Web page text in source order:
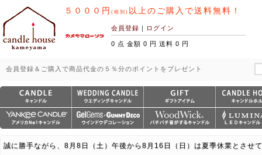
５０００円 (税別) 以上のご購入で送料無料！
会員登録 ｜ ログイン
0 点 金額 0 円 送料 0 円
会員登録＆ご購入で商品代金の５％分のポイントをプレゼント
誠に勝手ながら、8月8日（土）午後から8月16日（日）は夏季休業とさせ